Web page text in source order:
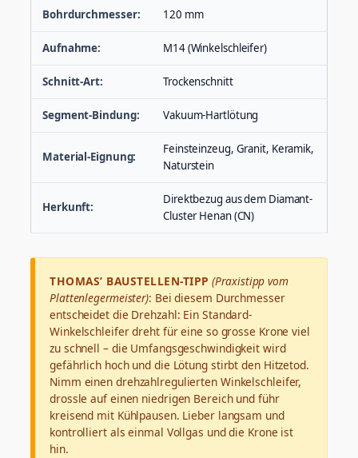
Bohrdurchmesser: 120 mm
Aufnahme: M14 (Winkelschleifer)
Schnitt-Art: Trockenschnitt
Segment-Bindung: Vakuum-Hartlötung
Material-Eignung:
Feinsteinzeug, Granit, Keramik,
Naturstein
Herkunft:
Direktbezug aus dem Diamant-
Cluster Henan (CN)
THOMAS’ BAUSTELLEN-TIPP (Praxistipp vom
Plattenlegermeister): Bei diesem Durchmesser
entscheidet die Drehzahl: Ein Standard-
Winkelschleifer dreht für eine so grosse Krone viel
zu schnell – die Umfangsgeschwindigkeit wird
gefährlich hoch und die Lötung stirbt den Hitzetod.
Nimm einen drehzahlregulierten Winkelschleifer,
drossle auf einen niedrigen Bereich und führ
kreisend mit Kühlpausen. Lieber langsam und
kontrolliert als einmal Vollgas und die Krone ist
hin.